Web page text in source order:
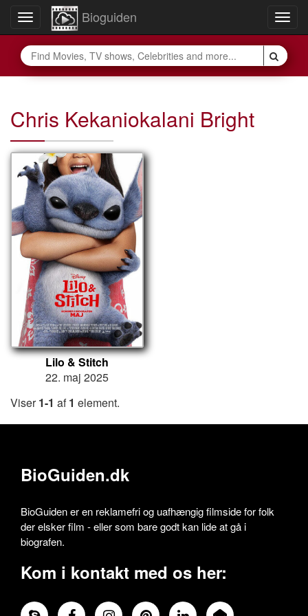
Toggle
navigation
Bioguiden
Chris Kekaniokalani Bright
Lilo & Stitch
22. maj 2025
Viser1-1 af1 element.
BioGuiden.dk
BioGuiden er en reklamefri og uafhængig filmside for folk
der elsker film - eller som bare godt kan lide at gå i
biografen.
Kom i kontakt med os her: